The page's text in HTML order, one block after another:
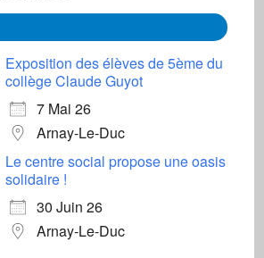
Exposition des élèves de 5ème du
collège Claude Guyot
7 Mai 26
Arnay-Le-Duc
Le centre social propose une oasis
solidaire !
30 Juin 26
Arnay-Le-Duc